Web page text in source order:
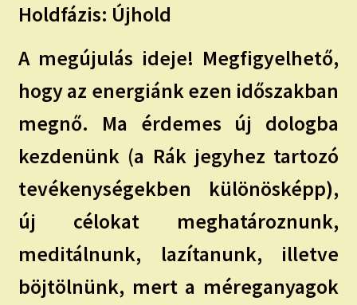
Holdfázis: Újhold
A megújulás ideje! Megfigyelhető,
hogy az energiánk ezen időszakban
megnő. Ma érdemes új dologba
kezdenünk (a Rák jegyhez tartozó
tevékenységekben különösképp),
új célokat meghatároznunk,
meditálnunk, lazítanunk, illetve
böjtölnünk, mert a méreganyagok